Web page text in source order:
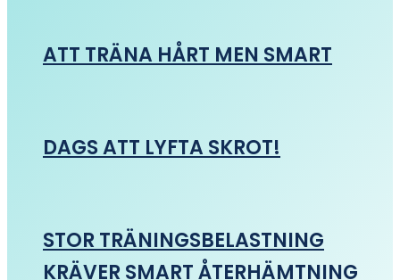
ATT TRÄNA HÅRT MEN SMART
DAGS ATT LYFTA SKROT!
STOR TRÄNINGSBELASTNING
KRÄVER SMART ÅTERHÄMTNING